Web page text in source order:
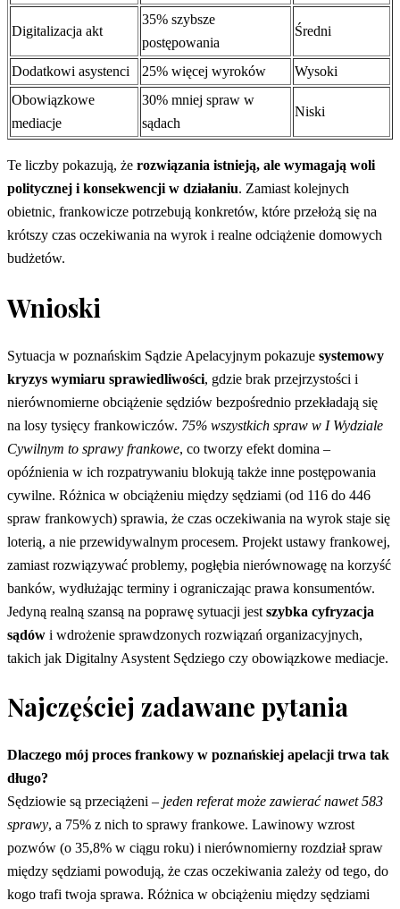
Digitalizacja akt
35% szybsze
postępowania
Średni
Dodatkowi asystenci 25% więcej wyroków
Wysoki
Obowiązkowe
mediacje
30% mniej spraw w
sądach
Niski
Te liczby pokazują, że rozwiązania istnieją, ale wymagają woli
politycznej i konsekwencji w działaniu. Zamiast kolejnych
obietnic, frankowicze potrzebują konkretów, które przełożą się na
krótszy czas oczekiwania na wyrok i realne odciążenie domowych
budżetów.
Wnioski
Sytuacja w poznańskim Sądzie Apelacyjnym pokazuje systemowy
kryzys wymiaru sprawiedliwości, gdzie brak przejrzystości i
nierównomierne obciążenie sędziów bezpośrednio przekładają się
na losy tysięcy frankowiczów. 75% wszystkich spraw w I Wydziale
Cywilnym to sprawy frankowe, co tworzy efekt domina –
opóźnienia w ich rozpatrywaniu blokują także inne postępowania
cywilne. Różnica w obciążeniu między sędziami (od 116 do 446
spraw frankowych) sprawia, że czas oczekiwania na wyrok staje się
loterią, a nie przewidywalnym procesem. Projekt ustawy frankowej,
zamiast rozwiązywać problemy, pogłębia nierównowagę na korzyść
banków, wydłużając terminy i ograniczając prawa konsumentów.
Jedyną realną szansą na poprawę sytuacji jest szybka cyfryzacja
sądów i wdrożenie sprawdzonych rozwiązań organizacyjnych,
takich jak Digitalny Asystent Sędziego czy obowiązkowe mediacje.
Najczęściej zadawane pytania
Dlaczego mój proces frankowy w poznańskiej apelacji trwa tak
długo?
Sędziowie są przeciążeni – jeden referat może zawierać nawet 583
sprawy, a 75% z nich to sprawy frankowe. Lawinowy wzrost
pozwów (o 35,8% w ciągu roku) i nierównomierny rozdział spraw
między sędziami powodują, że czas oczekiwania zależy od tego, do
kogo trafi twoja sprawa. Różnica w obciążeniu między sędziami